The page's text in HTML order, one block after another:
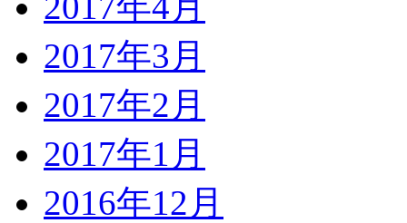
2017年3月
2017年2月
2017年1月
2016年12月